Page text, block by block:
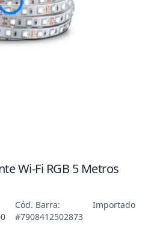
Wi-Fi RGB 5 Metros
Cód. Barra:
#7908412502873
Importado